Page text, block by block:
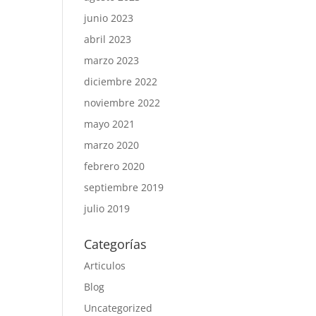
junio 2023
abril 2023
marzo 2023
diciembre 2022
noviembre 2022
mayo 2021
marzo 2020
febrero 2020
septiembre 2019
julio 2019
Categorías
Articulos
Blog
Uncategorized